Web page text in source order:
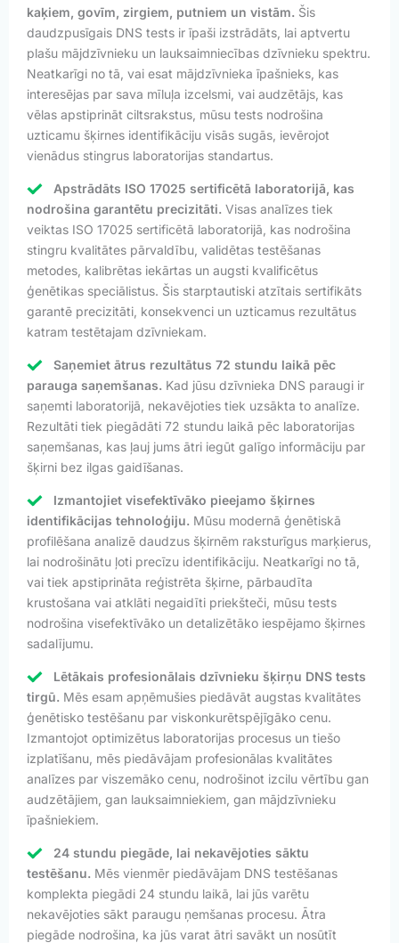
kaķiem, govīm, zirgiem, putniem un vistām. Šis
daudzpusīgais DNS tests ir īpaši izstrādāts, lai aptvertu
plašu mājdzīvnieku un lauksaimniecības dzīvnieku spektru.
Neatkarīgi no tā, vai esat mājdzīvnieka īpašnieks, kas
interesējas par sava mīluļa izcelsmi, vai audzētājs, kas
vēlas apstiprināt ciltsrakstus, mūsu tests nodrošina
uzticamu šķirnes identifikāciju visās sugās, ievērojot
vienādus stingrus laboratorijas standartus.
Apstrādāts ISO 17025 sertificētā laboratorijā, kas
nodrošina garantētu precizitāti. Visas analīzes tiek
veiktas ISO 17025 sertificētā laboratorijā, kas nodrošina
stingru kvalitātes pārvaldību, validētas testēšanas
metodes, kalibrētas iekārtas un augsti kvalificētus
ģenētikas speciālistus. Šis starptautiski atzītais sertifikāts
garantē precizitāti, konsekvenci un uzticamus rezultātus
katram testētajam dzīvniekam.
Saņemiet ātrus rezultātus 72 stundu laikā pēc
parauga saņemšanas. Kad jūsu dzīvnieka DNS paraugi ir
saņemti laboratorijā, nekavējoties tiek uzsākta to analīze.
Rezultāti tiek piegādāti 72 stundu laikā pēc laboratorijas
saņemšanas, kas ļauj jums ātri iegūt galīgo informāciju par
šķirni bez ilgas gaidīšanas.
Izmantojiet visefektīvāko pieejamo šķirnes
identifikācijas tehnoloģiju. Mūsu modernā ģenētiskā
profilēšana analizē daudzus šķirnēm raksturīgus marķierus,
lai nodrošinātu ļoti precīzu identifikāciju. Neatkarīgi no tā,
vai tiek apstiprināta reģistrēta šķirne, pārbaudīta
krustošana vai atklāti negaidīti priekšteči, mūsu tests
nodrošina visefektīvāko un detalizētāko iespējamo šķirnes
sadalījumu.
Lētākais profesionālais dzīvnieku šķirņu DNS tests
tirgū. Mēs esam apņēmušies piedāvāt augstas kvalitātes
ģenētisko testēšanu par viskonkurētspējīgāko cenu.
Izmantojot optimizētus laboratorijas procesus un tiešo
izplatīšanu, mēs piedāvājam profesionālas kvalitātes
analīzes par viszemāko cenu, nodrošinot izcilu vērtību gan
audzētājiem, gan lauksaimniekiem, gan mājdzīvnieku
īpašniekiem.
24 stundu piegāde, lai nekavējoties sāktu
testēšanu. Mēs vienmēr piedāvājam DNS testēšanas
komplekta piegādi 24 stundu laikā, lai jūs varētu
nekavējoties sākt paraugu ņemšanas procesu. Ātra
piegāde nodrošina, ka jūs varat ātri savākt un nosūtīt